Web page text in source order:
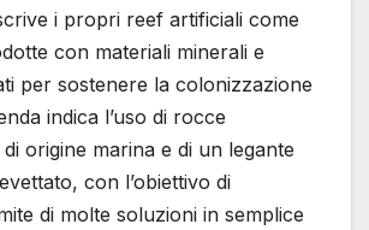
i propri reef artificiali come
con materiali minerali e
per sostenere la colonizzazione
indica l’uso di rocce
origine marina e di un legante
con l’obiettivo di
di molte soluzioni in semplice